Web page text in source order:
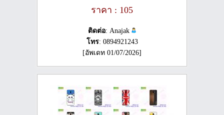
ราคา : 105
ติดต่อ: Anajak
โทร: 0894921243
[อัพเดท 01/07/2026]